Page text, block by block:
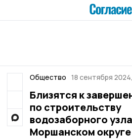
Общество 18 сентября
Близятся к
по строительству
водозаборного
Моршанском округе